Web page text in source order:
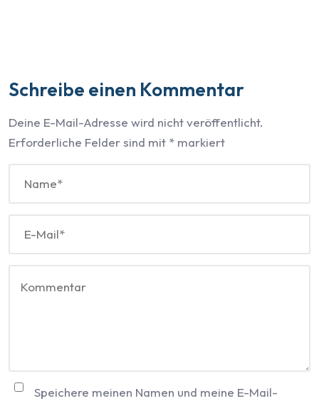
Schreibe einen Kommentar
Deine E-Mail-Adresse wird nicht veröffentlicht.
Erforderliche Felder sind mit * markiert
Speichere meinen Namen und meine E-Mail-